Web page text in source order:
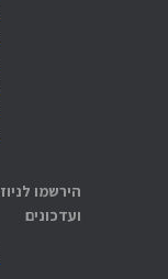
הירשמו
ועדכונים